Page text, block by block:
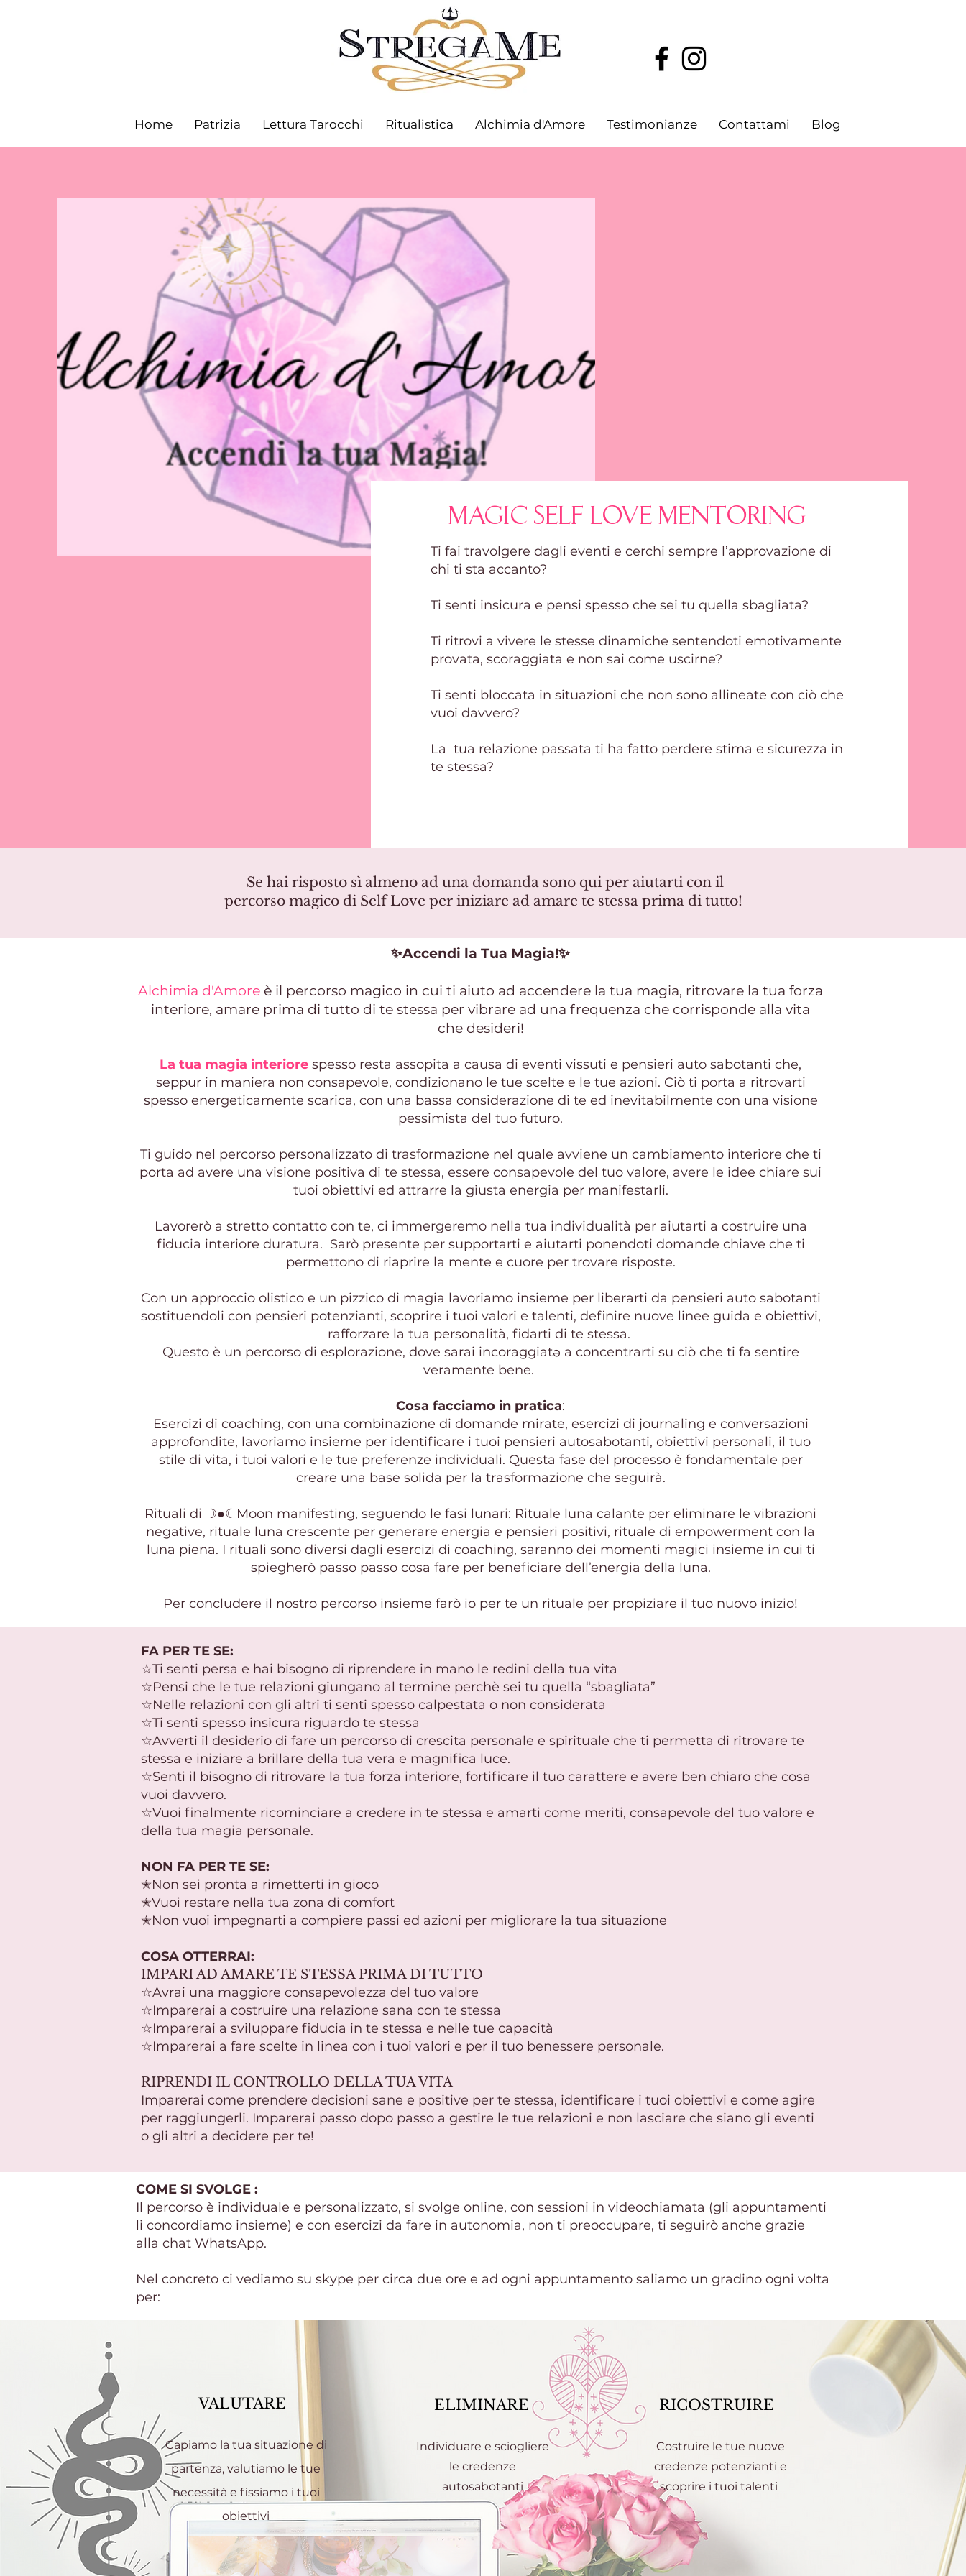
Home Patrizia Lettura Tarocchi Ritualistica Alchimia d'Amore Testimonianze Contattami Blog
magic Self Love mentoring
Ti fai travolgere dagli eventi e cerchi sempre l’approvazione di
chi ti sta accanto?
Ti senti insicura e pensi spesso che sei tu quella sbagliata?
Ti ritrovi a vivere le stesse dinamiche sentendoti emotivamente
provata, scoraggiata e non sai come uscirne?
Ti senti bloccata in situazioni che non sono allineate con ciò che
vuoi davvero?
La tua relazione passata ti ha fatto perdere stima e sicurezza in
te stessa?
Se hai risposto sì almeno ad una domanda sono qui per aiutarti con il
percorso magico di Self Love per iniziare ad amare te stessa prima di tutto!
✨Accendi la Tua Magia!✨
Alchimia d'Amore è il percorso magico in cui ti aiuto ad accendere la tua magia, ritrovare la tua forza
interiore, amare prima di tutto di te stessa per vibrare ad una frequenza che corrisponde alla vita
che desideri!​
La tua magia interiore spesso resta assopita a causa di eventi vissuti e pensieri auto sabotanti che,
seppur in maniera non consapevole, condizionano le tue scelte e le tue azioni. Ciò ti porta a ritrovarti
spesso energeticamente scarica, con una bassa considerazione di te ed inevitabilmente con una visione
pessimista del tuo futuro.
Ti guido nel percorso personalizzato di trasformazione nel quale avviene un cambiamento interiore che ti
porta ad avere una visione positiva di te stessa, essere consapevole del tuo valore, avere le idee chiare sui
tuoi obiettivi ed attrarre la giusta energia per manifestarli.
Lavorerò a stretto contatto con te, ci immergeremo nella tua individualità per aiutarti a costruire una
fiducia interiore duratura. Sarò presente per supportarti e aiutarti ponendoti domande chiave che ti
permettono di riaprire la mente e cuore per trovare risposte.
Con un approccio olistico e un pizzico di magia lavoriamo insieme per liberarti da pensieri auto sabotanti
sostituendoli con pensieri potenzianti, scoprire i tuoi valori e talenti, definire nuove linee guida e obiettivi,
rafforzare la tua personalità, fidarti di te stessa.
Questo è un percorso di esplorazione, dove sarai incoraggiatə a concentrarti su ciò che ti fa sentire
veramente bene.
Cosa facciamo in pratica:
Esercizi di coaching, con una combinazione di domande mirate, esercizi di journaling e conversazioni
approfondite, lavoriamo insieme per identificare i tuoi pensieri autosabotanti, obiettivi personali, il tuo
stile di vita, i tuoi valori e le tue preferenze individuali. Questa fase del processo è fondamentale per
creare una base solida per la trasformazione che seguirà.
Rituali di ☽●☾Moon manifesting, seguendo le fasi lunari: Rituale luna calante per eliminare le vibrazioni
negative, rituale luna crescente per generare energia e pensieri positivi, rituale di empowerment con la
luna piena. I rituali sono diversi dagli esercizi di coaching, saranno dei momenti magici insieme in cui ti
spiegherò passo passo cosa fare per beneficiare dell’energia della luna.
Per concludere il nostro percorso insieme farò io per te un rituale per propiziare il tuo nuovo inizio!
FA PER TE SE:
☆Ti senti persa e hai bisogno di riprendere in mano le redini della tua vita
☆Pensi che le tue relazioni giungano al termine perchè sei tu quella “sbagliata”
☆Nelle relazioni con gli altri ti senti spesso calpestata o non considerata
☆Ti senti spesso insicura riguardo te stessa
☆Avverti il desiderio di fare un percorso di crescita personale e spirituale che ti permetta di ritrovare te
stessa e iniziare a brillare della tua vera e magnifica luce.
☆Senti il bisogno di ritrovare la tua forza interiore, fortificare il tuo carattere e avere ben chiaro che cosa
vuoi davvero.
☆Vuoi finalmente ricominciare a credere in te stessa e amarti come meriti, consapevole del tuo valore e
della tua magia personale.
NON FA PER TE SE:
✭Non sei pronta a rimetterti in gioco
✭Vuoi restare nella tua zona di comfort
✭Non vuoi impegnarti a compiere passi ed azioni per migliorare la tua situazione
COSA OTTERRAI:
IMPARI AD AMARE TE STESSA PRIMA DI TUTTO
☆Avrai una maggiore consapevolezza del tuo valore
☆Imparerai a costruire una relazione sana con te stessa
☆Imparerai a sviluppare fiducia in te stessa e nelle tue capacità
☆​Imparerai a fare scelte in linea con i tuoi valori e per il tuo benessere personale.​
RIPRENDI IL CONTROLLO DELLA TUA VITA
Imparerai come prendere decisioni sane e positive per te stessa, identificare i tuoi obiettivi e come agire
per raggiungerli. Imparerai passo dopo passo a gestire le tue relazioni e non lasciare che siano gli eventi
o gli altri a decidere per te!
COME SI SVOLGE :
Il percorso è individuale e personalizzato, si svolge online, con sessioni in videochiamata (gli appuntamenti
li concordiamo insieme) e con esercizi da fare in autonomia, non ti preoccupare, ti seguirò anche grazie
alla chat WhatsApp.
Nel concreto ci vediamo su skype per circa due ore e ad ogni appuntamento saliamo un gradino ogni volta
per:
VALUTARE
Capiamo la tua situazione di
partenza, valutiamo le tue
necessità e fissiamo i tuoi
obiettivi
ELIMINARE
Individuare e sciogliere
le credenze
autosabotanti
RICOSTRUIRE
Costruire le tue nuove
credenze potenzianti e
scoprire i tuoi talenti